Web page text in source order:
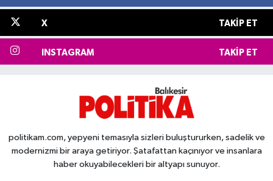
X TAKIP ET
INSTAGRAM TAKIP ET
politikam.com, yepyeni temasıyla sizleri buluştururken, sadelik ve
modernizmi bir araya getiriyor. Şatafattan kaçınıyor ve insanlara
haber okuyabilecekleri bir altyapı sunuyor.